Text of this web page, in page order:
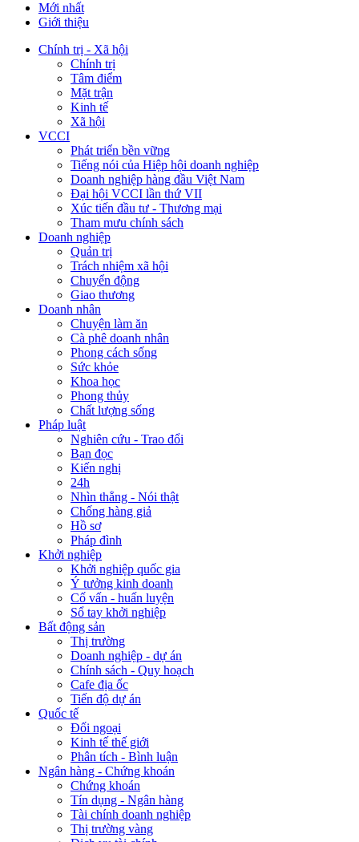
Mới nhất
Giới thiệu
Chính trị - Xã hội
Chính trị
Tâm điểm
Mặt trận
Kinh tế
Xã hội
VCCI
Phát triển bền vững
Tiếng nói của Hiệp hội doanh nghiệp
Doanh nghiệp hàng đầu Việt Nam
Đại hội VCCI lần thứ VII
Xúc tiến đầu tư - Thương mại
Tham mưu chính sách
Doanh nghiệp
Quản trị
Trách nhiệm xã hội
Chuyển động
Giao thương
Doanh nhân
Chuyện làm ăn
Cà phê doanh nhân
Phong cách sống
Sức khỏe
Khoa học
Phong thủy
Chất lượng sống
Pháp luật
Nghiên cứu - Trao đổi
Bạn đọc
Kiến nghị
24h
Nhìn thẳng - Nói thật
Chống hàng giả
Hồ sơ
Pháp đình
Khởi nghiệp
Khởi nghiệp quốc gia
Ý tưởng kinh doanh
Cố vấn - huấn luyện
Sổ tay khởi nghiệp
Bất động sản
Thị trường
Doanh nghiệp - dự án
Chính sách - Quy hoạch
Cafe địa ốc
Tiến độ dự án
Quốc tế
Đối ngoại
Kinh tế thế giới
Phân tích - Bình luận
Ngân hàng - Chứng khoán
Chứng khoán
Tín dụng - Ngân hàng
Tài chính doanh nghiệp
Thị trường vàng